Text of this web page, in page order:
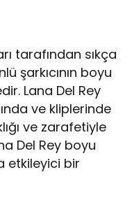
tarafından sıkça
şarkıcının boyu
Lana Del Rey
ve kliplerinde
ve zarafetiyle
Del Rey boyu
etkileyici bir